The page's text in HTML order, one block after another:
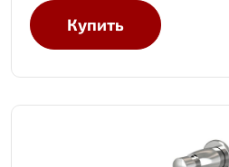
Купить